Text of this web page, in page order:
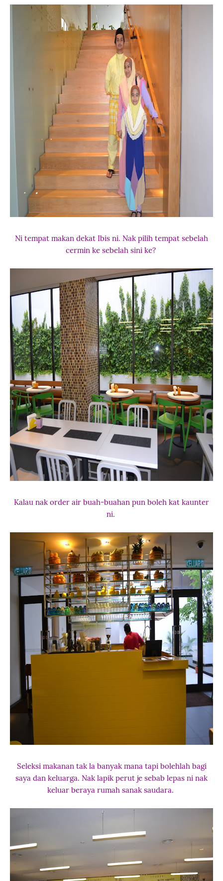
Ni tempat makan dekat Ibis ni. Nak pilih tempat sebelah
cermin ke sebelah sini ke?
Kalau nak order air buah-buahan pun boleh kat kaunter
ni.
Seleksi makanan tak la banyak mana tapi bolehlah bagi
saya dan keluarga. Nak lapik perut je sebab lepas ni nak
keluar beraya rumah sanak saudara.